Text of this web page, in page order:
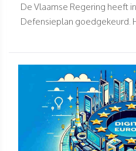
De Vlaamse Regering heeft
Defensieplan goedgekeurd.